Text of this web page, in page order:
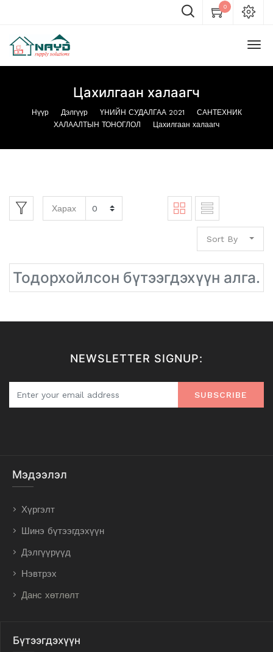
0
Цахилгаан халаагч
Нүүр Дэлгүүр ҮНИЙН СУДАЛГАА 2021
САНТЕХНИК
ХАЛААЛТЫН ТОНОГЛОЛ
Цахилгаан халаагч
Харах
Sort By
Тодорхойлсон бүтээгдэхүүн алга.
NEWSLETTER SIGNUP:
SUBSCRIBE
Мэдээлэл
Хүргэлт
Шинэ бүтээгдэхүүн
Дэлгүүрүүд
Нэвтрэх
Данс хөтлөлт
Бүтээгдэхүүн